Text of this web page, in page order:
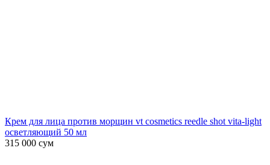
Крем для лица против морщин vt cosmetics reedle shot vita-light
осветляющий 50 мл
315 000 сум